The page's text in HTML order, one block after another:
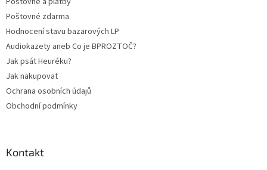
Poštovné zdarma
Hodnocení stavu bazarových LP
Audiokazety aneb Co je BPROZTOČ?
Jak psát Heuréku?
Jak nakupovat
Ochrana osobních údajů
Obchodní podmínky
Kontakt